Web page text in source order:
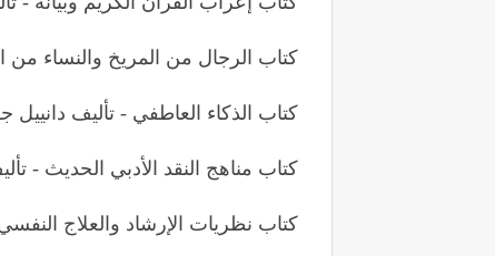
كتاب الرجال من المريخ والنساء
كتاب الذكاء العاطفي - تأليف دانييل
كتاب مناهج النقد الأدبي الحديث -
كتاب نظريات الإرشاد والعلاج